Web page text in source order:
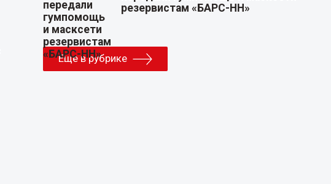
резервистам «БАРС-НН»
Еще в рубрике